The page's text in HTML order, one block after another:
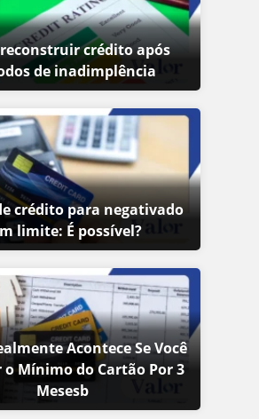
crédito após
de inadimplência
crédito para negativado
limite: É possível?
Acontece Se Você
o Mínimo do Cartão Por 3
Mesesb